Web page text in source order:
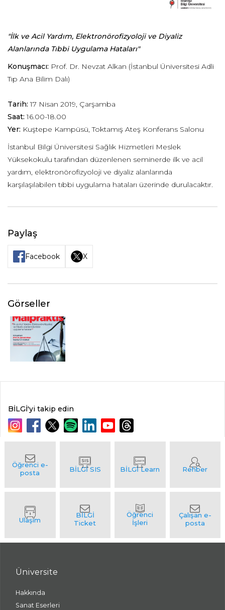
"İlk ve Acil Yardım, Elektronörofizyoloji ve Diyaliz
Alanlarında Tıbbi Uygulama Hataları"
Konuşmacı: Prof. Dr. Nevzat Alkan (İstanbul Üniversitesi Adli
Tıp Ana Bilim Dalı)
Tarih:17 Nisan 2019, Çarşamba
Saat:16.00-18.00
Yer: Kuştepe Kampüsü, Toktamış Ateş Konferans Salonu
İstanbul Bilgi Üniversitesi Sağlık Hizmetleri Meslek
Yüksekokulu tarafından düzenlenen seminerde ilk ve acil
yardım, elektronörofizyoloji ve diyaliz alanlarında
karşılaşılabilen tıbbi uygulama hataları üzerinde durulacaktır.
Paylaş
Facebook X
Görseller
BİLGİ'yi takip edin
Üniversite
Hakkında
Sanat Eserleri